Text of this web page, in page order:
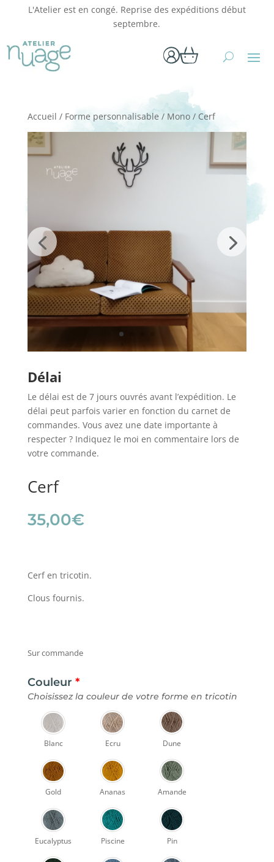
L'Atelier est en congé. Reprise des expéditions début
septembre.
Accueil / Forme personnalisable / Mono/ Cerf
Délai
Le délai est de 7 jours ouvrés avant l’expédition. Le
délai peut parfois varier en fonction du carnet de
commandes. Vous avez une date importante à
respecter ? Indiquez le moi en commentaire lors de
votre commande.
Cerf
35,00€
Cerf en tricotin.
Clous fournis.
Sur commande
Couleur *
Choisissez la couleur de votre forme en tricotin
Blanc Ecru Dune
Gold Ananas Amande
Eucalyptus Piscine Pin